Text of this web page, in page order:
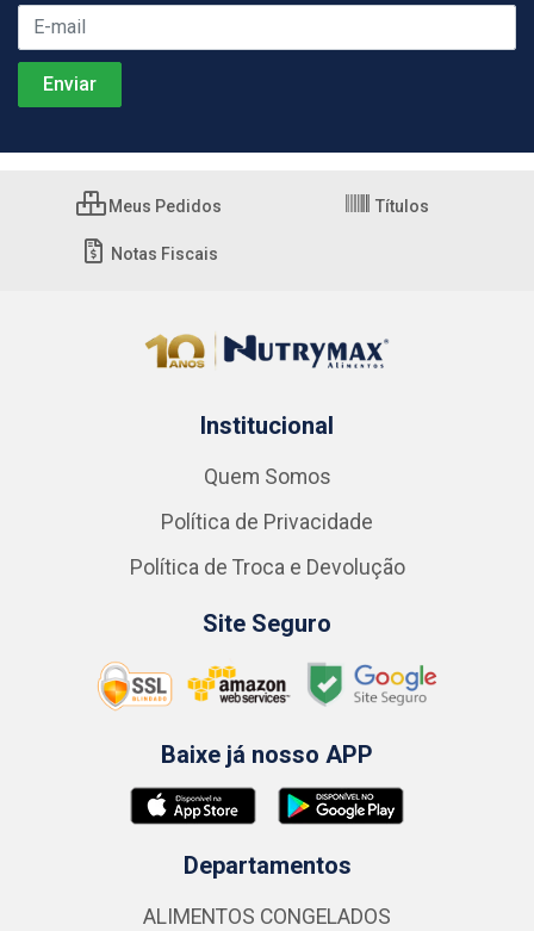
Meus Pedidos Títulos
Notas Fiscais
Institucional
Quem Somos
Política de Privacidade
Política de Troca e Devolução
Site Seguro
Baixe já nosso APP
Departamentos
ALIMENTOS CONGELADOS